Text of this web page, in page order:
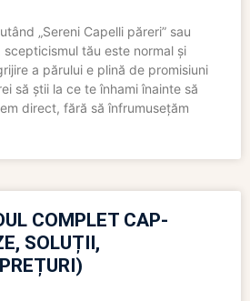
„Sereni Capelli păreri” sau
scepticismul tău este normal și
a părului e plină de promisiuni
să știi la ce te înhami înainte să
direct, fără să înfrumusețăm
COMPLET CAP-
SOLUȚII,